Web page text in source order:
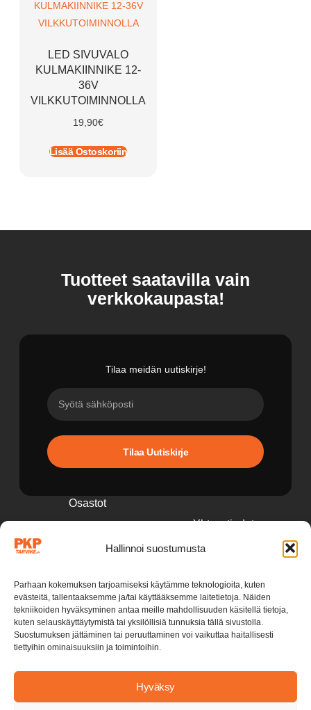
Hallinnoi suostumusta
Parhaan kokemuksen tarjoamiseksi käytämme teknologioita, kuten
evästeitä, tallentaaksemme ja/tai käyttääksemme laitetietoja. Näiden
tekniikoiden hyväksyminen antaa meille mahdollisuuden käsitellä tietoja,
kuten selauskäyttäytymistä tai yksilöllisiä tunnuksia tällä sivustolla.
Suostumuksen jättäminen tai peruuttaminen voi vaikuttaa haitallisesti
tiettyihin ominaisuuksiin ja toimintoihin.
Hyväksy
LED SIVUVALO
KULMAKIINNIKE 12-
36V
VILKKUTOIMINNOLLA
19,90€
Lisää Ostoskoriin
Tuotteet saatavilla vain
verkkokaupasta!
Tilaa meidän uutiskirje!
Tilaa Uutiskirje
Osastot
Perävaunut
Renkaat & vanteet
Yhteystiedot
pkp@pkptarvike.fi